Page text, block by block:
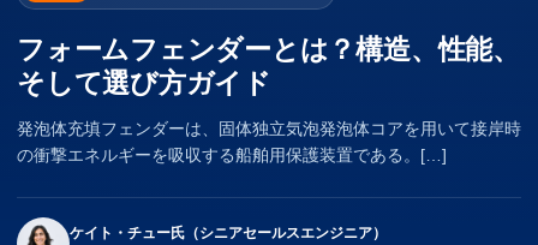
フォームフェンダーとは？構造、性能、
そして選び方ガイド
発泡体充填フェンダーは、固体独立気泡発泡体コアを用いて接岸時
の衝撃エネルギーを吸収する船舶用保護装置である。[…]
ケイト・チュー氏（シニアセールスエンジニア）